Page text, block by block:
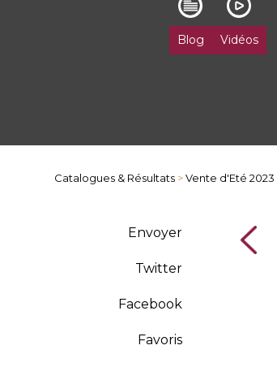
Blog Vidéos
Catalogues & Résultats >Vente d'Eté 2023
Envoyer
Twitter
Facebook
Favoris